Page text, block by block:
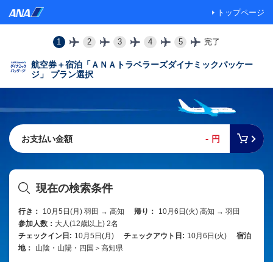
トップページ
1 2 3 4 5 完了
航空券＋宿泊「ＡＮＡトラベラーズダイナミックパッケー
ジ」 プラン選択
お支払い金額 - 円
現在の検索条件
行き： 10月5日(月) 羽田 → 高知 帰り：
10月6日(火) 高知 → 羽田
参加人数： 大人(12歳以上) 2名
チェックイン日: 10月5日(月) チェックアウト日: 10月6日(火)
宿泊
地：
山陰・山陽・四国＞高知県